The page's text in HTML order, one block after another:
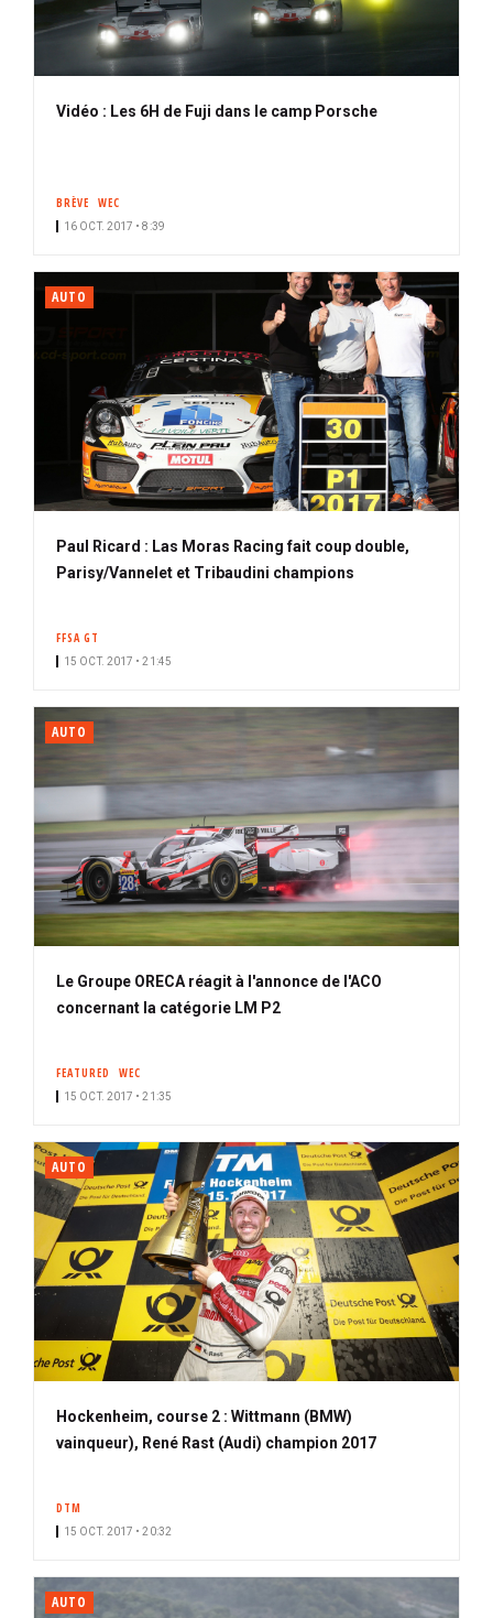
Vidéo : Les 6H de Fuji dans le camp Porsche
BRÈVE WEC
16 OCT. 2017 • 8:39
AUTO
Paul Ricard : Las Moras Racing fait coup double,
Parisy/Vannelet et Tribaudini champions
FFSA GT
15 OCT. 2017 • 21:45
AUTO
Le Groupe ORECA réagit à l'annonce de l'ACO
concernant la catégorie LM P2
FEATURED WEC
15 OCT. 2017 • 21:35
AUTO
Hockenheim, course 2 : Wittmann (BMW)
vainqueur), René Rast (Audi) champion 2017
DTM
15 OCT. 2017 • 20:32
AUTO